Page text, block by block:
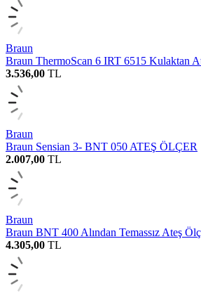
Braun
Braun ThermoScan 6 IRT 6515 Kulaktan
3.536,00 TL
Braun
Braun Sensian 3- BNT 050 ATEŞ ÖLÇER
2.007,00 TL
Braun
Braun BNT 400 Alından Temassız Ateş
4.305,00 TL